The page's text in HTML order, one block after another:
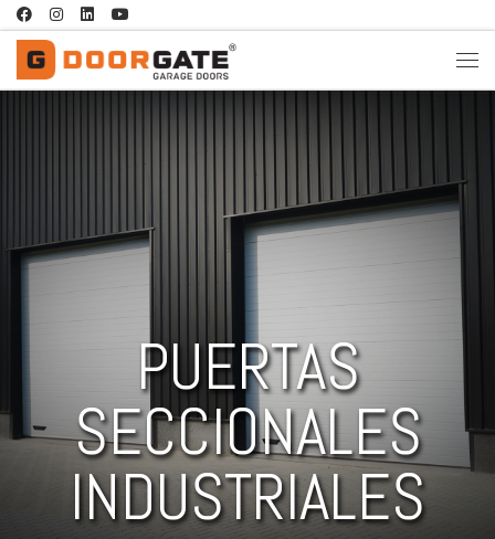
Saltar al contenido
PUERTAS
SECCIONALES
INDUSTRIALES